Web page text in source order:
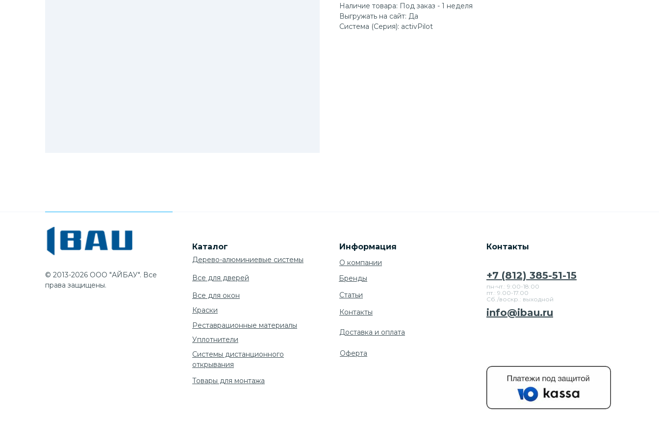
Наличие товара: Под заказ - 1 неделя
Выгружать на сайт: Да
Система (Серия): activPilot
+7 (812) 385-51-15
пн-чт.: 9:00-18:00
пт.: 9.00-17.00
Сб./воскр.: выходной
Каталог Информация Контакты
Дерево-алюминиевые системы
Все для дверей
Все для окон
Товары для монтажа
Реставрационные материалы
Уплотнители
info@ibau.ru
© 2013-2026 ООО "АЙБАУ". Все
права защищены.
О компании
Cтатьи
Контакты
Доставка и оплата
Оферта
Системы дистанционного
открывания
Краски
Бренды